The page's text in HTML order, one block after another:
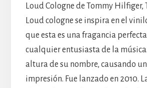
Loud Cologne de Tommy Hilfiger,
Loud cologne se inspira en el
que esta es una fragancia
cualquier entusiasta de la
altura de su nombre, causando
impresión. Fue lanzado en 2010.